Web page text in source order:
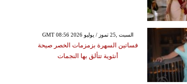
GMT 08:56 2026 السبت ,25 تموز / يوليو
فساتين السهرة بزمزمات الخصر صيحة
أنثوية تتألق بها النجمات